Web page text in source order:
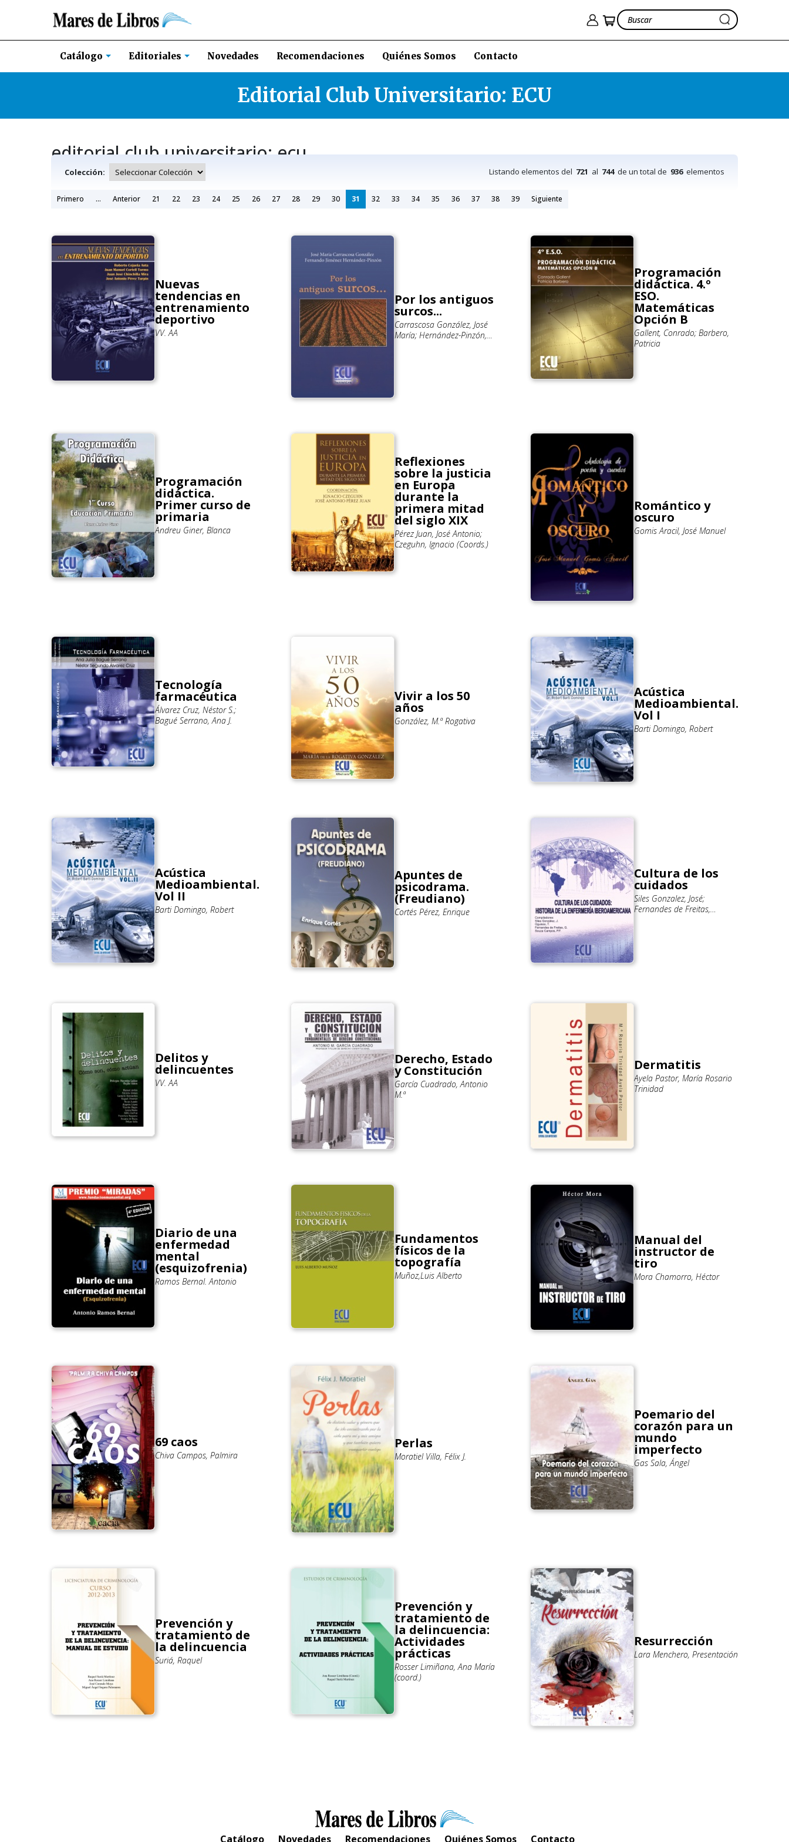
Catálogo Editoriales Novedades Recomendaciones Quiénes Somos Contacto
Editorial Club Universitario: ECU
editorial club universitario: ecu
Colección: Listando elementos del 721 al 744de un total de 936elementos
Primero ... Anterior 21 22 23 24 25 26 27 28 29 30 31 32 33 34 35 36 37 38 39 Siguiente
Nuevas
tendencias en
entrenamiento
deportivo
VV. AA
Por los antiguos
surcos...
Carrascosa González, José
María; Hernández-Pinzón,
Programación
didáctica. 4.º
ESO.
Matemáticas
Opción B
Gallent, Conrado; Barbero,
Patricia
Programación
didáctica.
Primer curso de
primaria
Andreu Giner, Blanca
Reflexiones
sobre la justicia
en Europa
durante la
primera mitad
del siglo XIX
Pérez Juan, José Antonio;
Czeguhn, Ignacio (Coords.)
Romántico y
oscuro
Gomis Aracil, José Manuel
Tecnología
farmacéutica
Álvarez Cruz, Néstor S.;
Bagué Serrano, Ana J.
Vivir a los 50
años
González, M.ª Rogativa
Acústica
Medioambiental.
Vol I
Barti Domingo, Robert
Acústica
Medioambiental.
Vol II
Barti Domingo, Robert
Apuntes de
psicodrama.
(Freudiano)
Cortés Pérez, Enrique
Cultura de los
cuidados
Siles Gonzalez, José;
Fernandes de Freitas,
Delitos y
delincuentes
VV. AA
Derecho, Estado
y Constitución
García Cuadrado, Antonio
M.ª
Dermatitis
Ayela Pastor, María Rosario
Trinidad
Diario de una
enfermedad
mental
(esquizofrenia)
Ramos Bernal. Antonio
Fundamentos
físicos de la
topografía
Muñoz,Luis Alberto
Manual del
instructor de
tiro
Mora Chamorro, Héctor
69 caos
Chiva Campos, Palmira
Perlas
Moratiel Villa, Félix J.
Poemario del
corazón para un
mundo
imperfecto
Gas Sala, Ángel
Prevención y
tratamiento de
la delincuencia
Suriá, Raquel
Prevención y
tratamiento de
la delincuencia:
Actividades
prácticas
Rosser Limiñana, Ana María
(coord.)
Resurrección
Lara Menchero, Presentación
Catálogo Novedades Recomendaciones Quiénes Somos Contacto